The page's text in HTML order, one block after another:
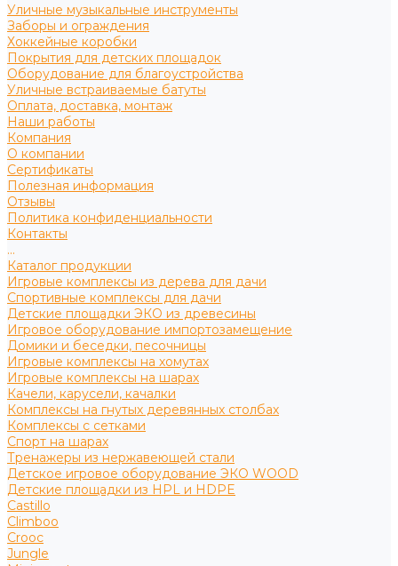
Уличные музыкальные инструменты
Заборы и ограждения
Хоккейные коробки
Покрытия для детских площадок
Оборудование для благоустройства
Уличные встраиваемые батуты
Оплата, доставка, монтаж
Наши работы
Компания
О компании
Сертификаты
Полезная информация
Отзывы
Политика конфиденциальности
Контакты
...
Каталог продукции
Игровые комплексы из дерева для дачи
Спортивные комплексы для дачи
Детские площадки ЭКО из древесины
Игровое оборудование импортозамещение
Домики и беседки, песочницы
Игровые комплексы на хомутах
Игровые комплексы на шарах
Качели, карусели, качалки
Комплексы на гнутых деревянных столбах
Комплексы с сетками
Спорт на шарах
Тренажеры из нержавеющей стали
Детское игровое оборудование ЭКО WOOD
Детские площадки из HPL и HDPE
Castillo
Climboo
Crooc
Jungle